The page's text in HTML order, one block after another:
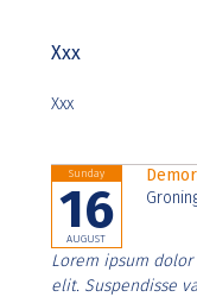
Xxx
Xxx
Sunday
16
AUGUST
Lorem ipsum
elit. Suspendisse